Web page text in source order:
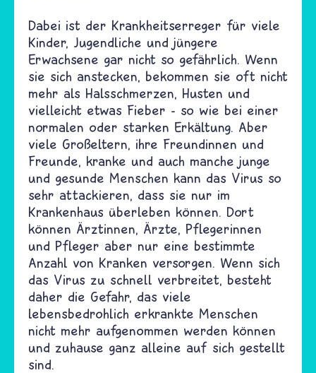
Dabei ist der Krankheitserreger für viele
Kinder, Jugendliche und jüngere
Erwachsene gar nicht so gefährlich. Wenn
sie sich anstecken, bekommen sie oft nicht
mehr als Halsschmerzen, Husten und
vielleicht etwas Fieber - so wie bei einer
normalen oder starken Erkältung. Aber
viele Großeltern, ihre Freundinnen und
Freunde, kranke und auch manche junge
und gesunde Menschen kann das Virus so
sehr attackieren, dass sie nur im
Krankenhaus überleben können. Dort
können Ärztinnen, Ärzte, Pflegerinnen
und Pfleger aber nur eine bestimmte
Anzahl von Kranken versorgen. Wenn sich
das Virus zu schnell verbreitet, besteht
daher die Gefahr, das viele
lebensbedrohlich erkrankte Menschen
nicht mehr aufgenommen werden können
und zuhause ganz alleine auf sich gestellt
sind.